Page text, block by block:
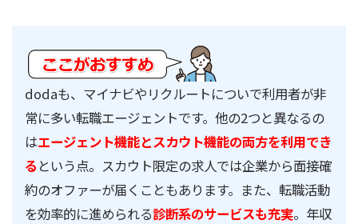
dodaも、マイナビやリクルートについで利用者が非
常に多い転職エージェントです。他の2つと異なるの
はエージェント機能とスカウト機能の両方を利用でき
る という点。スカウト限定の求人では企業から面接確
約のオファーが届くこともあります。また、転職活動
を効率的に進められる診断系のサービスも充実。年収